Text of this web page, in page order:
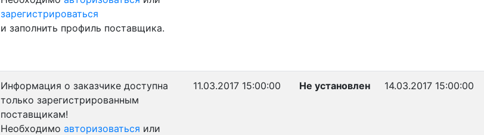
зарегистрироваться
и заполнить профиль поставщика.
Информация о заказчике доступна
только зарегистрированным
поставщикам!
Необходимо авторизоваться или
11.03.2017 15:00:00 Не установлен 14.03.2017 15:00:00